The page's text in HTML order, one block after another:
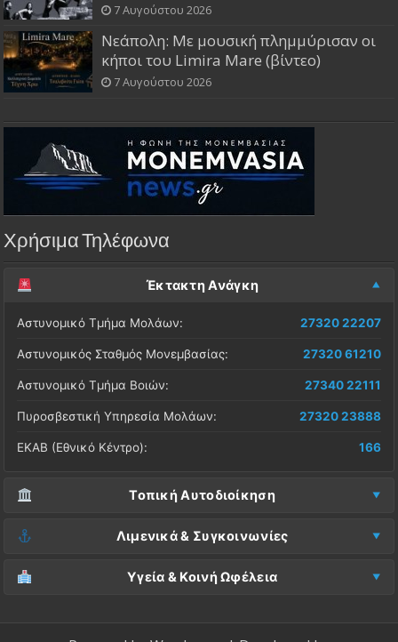
7 Αυγούστου 2026
Νεάπολη: Με μουσική πλημμύρισαν οι
κήποι του Limira Mare (βίντεο)
7 Αυγούστου 2026
Χρήσιμα Τηλέφωνα
Έκτακτη Ανάγκη
Αστυνομικό Τμήμα Μολάων: 27320 22207
Αστυνομικός Σταθμός Μονεμβασίας: 27320 61210
Αστυνομικό Τμήμα Βοιών: 27340 22111
Πυροσβεστική Υπηρεσία Μολάων: 27320 23888
ΕΚΑΒ (Εθνικό Κέντρο): 166
Τοπική Αυτοδιοίκηση
Δήμος Μονεμβασίας (Έδρα):
Λιμενικά & Συγκοινωνίες
Λιμεναρχείο Μονεμβασίας:
Υγεία & Κοινή Ωφέλεια